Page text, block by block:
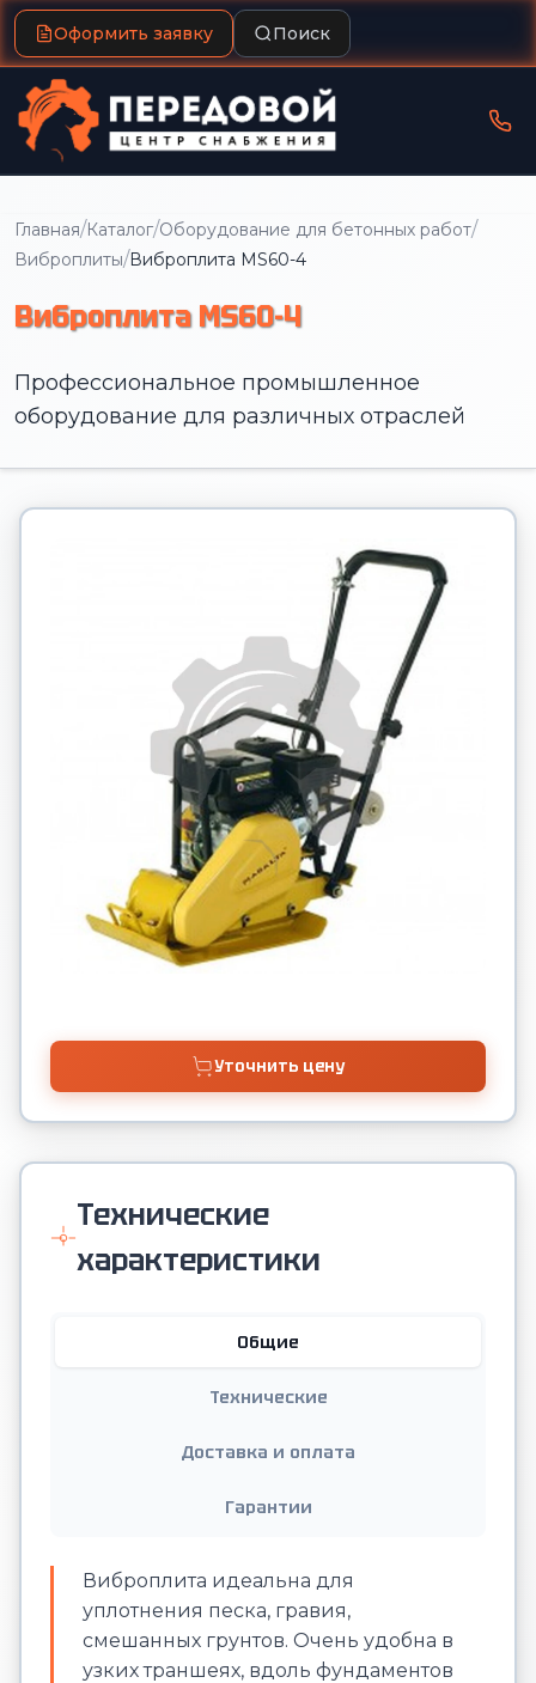
Оформить заявку Поиск
Главная/Каталог/Оборудование для бетонных работ/
Виброплиты/Виброплита MS60-4
Виброплита MS60-4
Профессиональное промышленное
оборудование для различных отраслей
Уточнить цену
Технические
характеристики
Общие
Технические
Доставка и оплата
Гарантии
Виброплита идеальна для
уплотнения песка, гравия,
смешанных грунтов. Очень удобна в
узких траншеях, вдоль фундаментов